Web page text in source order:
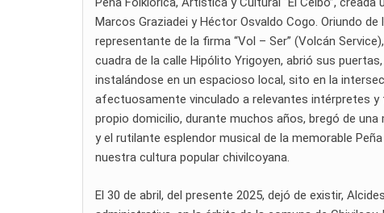
Marcos Graziadei y Héctor Osvaldo Cogo. Oriundo
representante de la firma “Vol – Ser” (Volcán
cuadra de la calle Hipólito Yrigoyen, abrió sus
instalándose en un espacioso local, sito en la
afectuosamente vinculado a relevantes intérpretes
propio domicilio, durante muchos años, bregó de
y el rutilante esplendor musical de la memorable
nuestra cultura popular chivilcoyana.
El 30 de abril, del presente 2025, dejó de existir,